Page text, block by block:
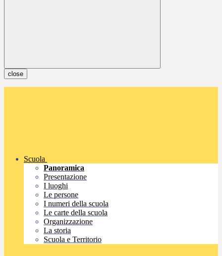
close
Scuola
Panoramica
Presentazione
I luoghi
Le persone
I numeri della scuola
Le carte della scuola
Organizzazione
La storia
Scuola e Territorio